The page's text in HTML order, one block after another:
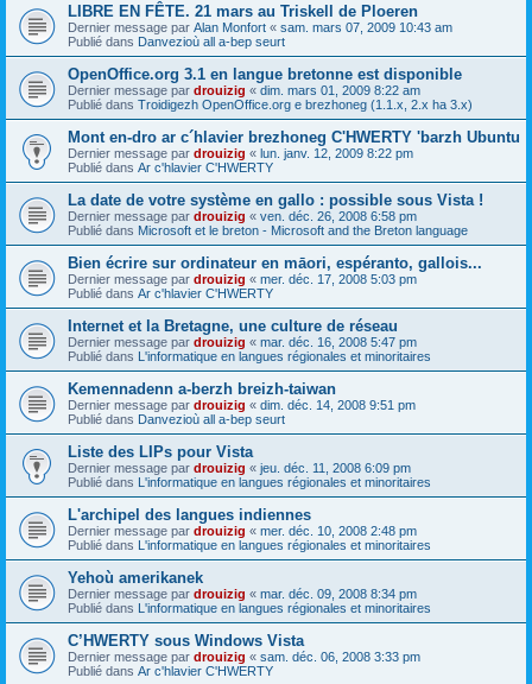
LIBRE EN FÊTE. 21 mars au Triskell de Ploeren
Dernier message par Alan Monfort « sam. mars 07, 2009 10:43 am
Publié dans Danvezioù all a-bep seurt
OpenOffice.org 3.1 en langue bretonne est disponible
Dernier message par drouizig « dim. mars 01, 2009 8:22 am
Publié dans Troidigezh OpenOffice.org e brezhoneg (1.1.x, 2.x ha 3.x)
Mont en-dro ar c´hlavier brezhoneg C'HWERTY 'barzh Ubuntu
Dernier message par drouizig « lun. janv. 12, 2009 8:22 pm
Publié dans Ar c'hlavier C'HWERTY
La date de votre système en gallo : possible sous Vista !
Dernier message par drouizig « ven. déc. 26, 2008 6:58 pm
Publié dans Microsoft et le breton - Microsoft and the Breton language
Bien écrire sur ordinateur en māori, espéranto, gallois...
Dernier message par drouizig « mer. déc. 17, 2008 5:03 pm
Publié dans Ar c'hlavier C'HWERTY
Internet et la Bretagne, une culture de réseau
Dernier message par drouizig « mar. déc. 16, 2008 5:47 pm
Publié dans L'informatique en langues régionales et minoritaires
Kemennadenn a-berzh breizh-taiwan
Dernier message par drouizig « dim. déc. 14, 2008 9:51 pm
Publié dans Danvezioù all a-bep seurt
Liste des LIPs pour Vista
Dernier message par drouizig « jeu. déc. 11, 2008 6:09 pm
Publié dans L'informatique en langues régionales et minoritaires
L'archipel des langues indiennes
Dernier message par drouizig « mer. déc. 10, 2008 2:48 pm
Publié dans L'informatique en langues régionales et minoritaires
Yehoù amerikanek
Dernier message par drouizig « mar. déc. 09, 2008 8:34 pm
Publié dans L'informatique en langues régionales et minoritaires
C’HWERTY sous Windows Vista
Dernier message par drouizig « sam. déc. 06, 2008 3:33 pm
Publié dans Ar c'hlavier C'HWERTY